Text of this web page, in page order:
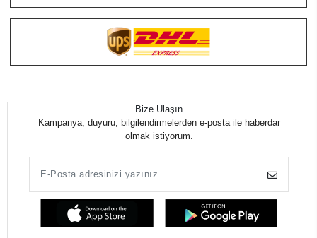
Bize Ulaşın
Kampanya, duyuru, bilgilendirmelerden e-posta ile haberdar
olmak istiyorum.